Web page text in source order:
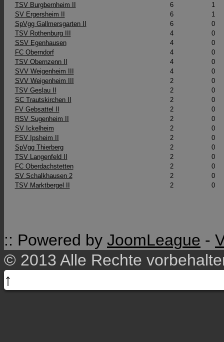
TSV Burgbernheim II
6
1
SV Ergersheim II
6
1
SpVgg Gallmersgarten II
6
0
TSV Rothenburg III
4
0
SSV Egenhausen
4
0
FC Oberndorf
4
0
TSV Obernzenn II
4
0
SVV Weigenheim III
4
0
SVV Weigenheim III
2
0
TSV Geslau II
2
0
SC Trautskirchen II
2
0
FV Gebsattel II
2
0
RSV Sugenheim II
2
0
SV Ickelheim
2
0
FSV Ipsheim II
2
0
SpVgg Thierberg
2
0
TSV Langenfeld II
2
0
FC Oberdachstetten
2
0
SV Schalkhausen 2
2
0
TSV Marktbergel II
2 0
:: Powered by JoomLeague -
© 2013 Alle Rechte
↑